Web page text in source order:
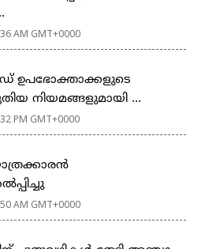
AM GMT+0000
ഉപഭോക്താക്കളുടെ
നിയമങ്ങളുമായി ...
PM GMT+0000
AM GMT+0000